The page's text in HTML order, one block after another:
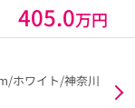
405.0万円
ホワイト/神奈川